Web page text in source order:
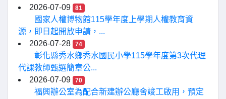
2026-07-09
81
國家人權博物館115學年度上學期人權教育資
源，即日起開放申請，...
2026-07-28
74
彰化縣秀水鄉秀水國民小學115學年度第3次代理
代課教師甄選簡章公...
2026-07-09
70
福興辦公室為配合新建辦公廳舍竣工啟用，預定